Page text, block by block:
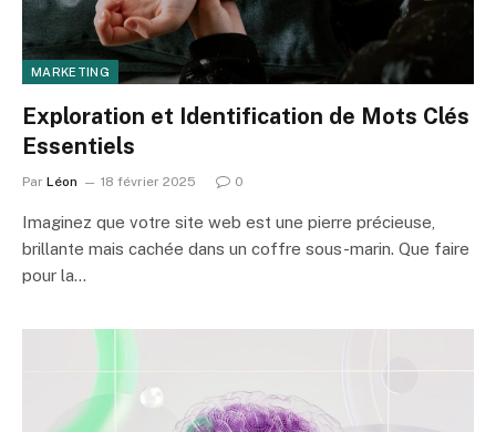
MARKETING
Exploration et Identification de Mots Clés
Essentiels
Par Léon 18 février 2025 0
Imaginez que votre site web est une pierre précieuse,
brillante mais cachée dans un coffre sous-marin. Que faire
pour la…